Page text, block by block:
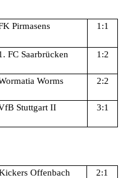
Pirmasens 1:1
FC Saarbrücken 1:2
Worms 2:2
Stuttgart II 3:1
Offenbach 2:1